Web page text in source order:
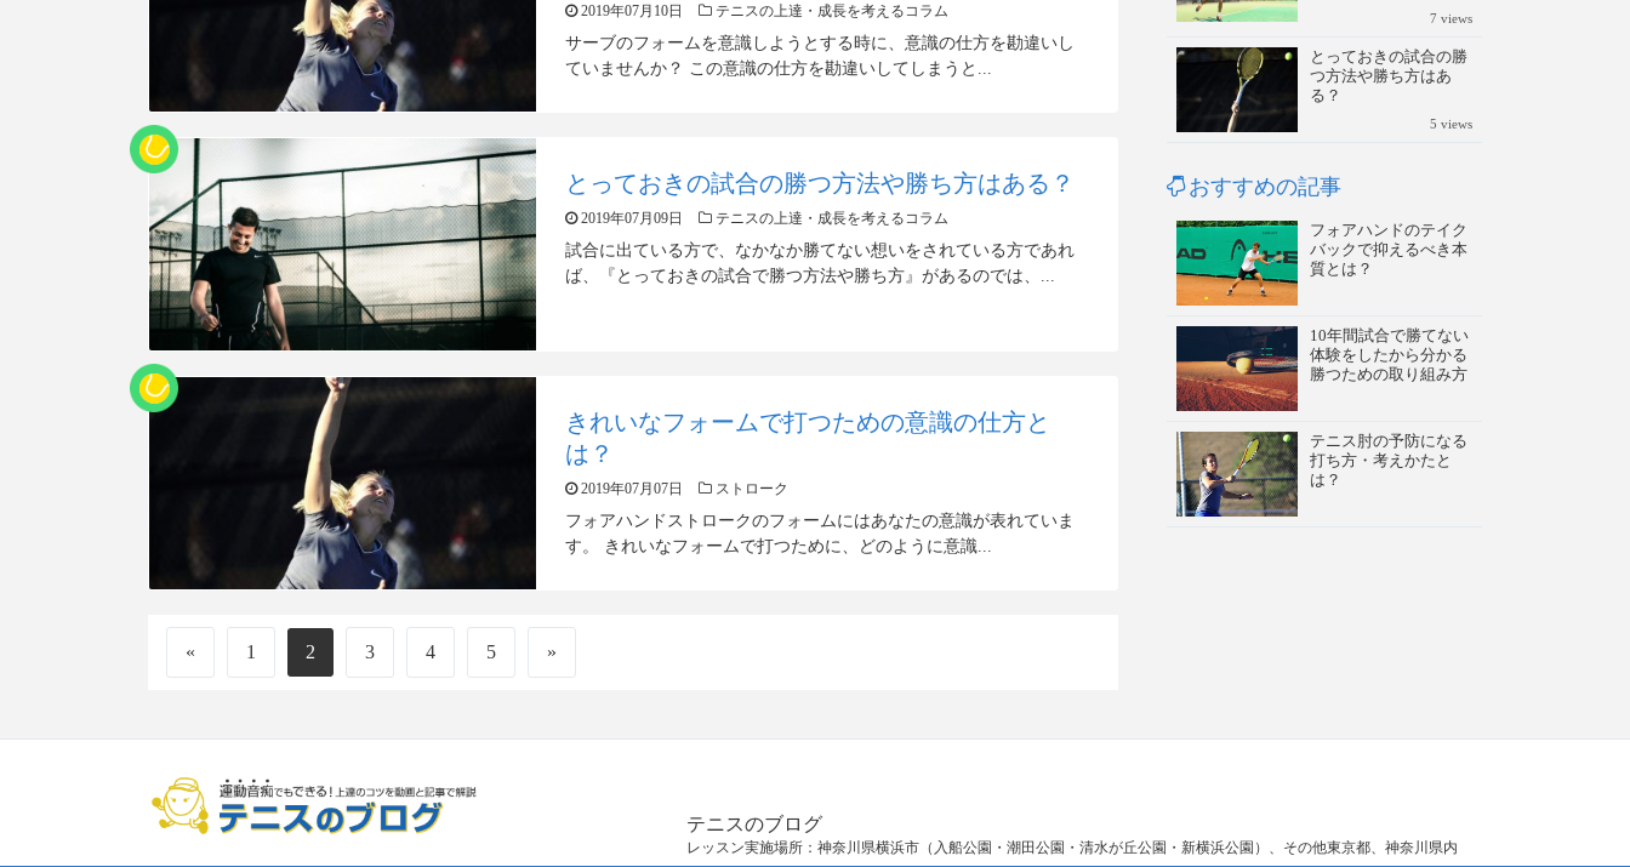
2019年07月10日 テニスの上達・成長を考えるコラム
サーブのフォームを意識しようとする時に、意識の仕方を勘違いし
ていませんか？ この意識の仕方を勘違いしてしまうと...
とっておきの試合の勝つ方法や勝ち方はある？
2019年07月09日 テニスの上達・成長を考えるコラム
試合に出ている方で、なかなか勝てない想いをされている方であれ
ば、『とっておきの試合で勝つ方法や勝ち方』があるのでは、...
きれいなフォームで打つための意識の仕方と
は？
2019年07月07日 ストローク
フォアハンドストロークのフォームにはあなたの意識が表れていま
す。 きれいなフォームで打つために、どのように意識...
« 1 2 3 4 5 »
7 views
とっておきの試合の勝
つ方法や勝ち方はあ
る？
5 views
おすすめの記事
フォアハンドのテイク
バックで抑えるべき本
質とは？
10年間試合で勝てない
体験をしたから分かる
勝つための取り組み方
テニス肘の予防になる
打ち方・考えかたと
は？
テニスのブログ
レッスン実施場所：神奈川県横浜市（入船公園・潮田公園・清水が丘公園・新横浜公園）、その他東京都、神奈川県内